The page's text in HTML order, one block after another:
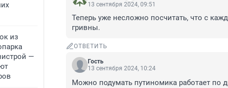
из
—
13 сентября 2024, 09:51
Теперь уже несложно посчитать, что с
гривны.
ОТВЕТИТЬ
Гость
13 сентября 2024, 10:24
Можно подумать путиномика работает по